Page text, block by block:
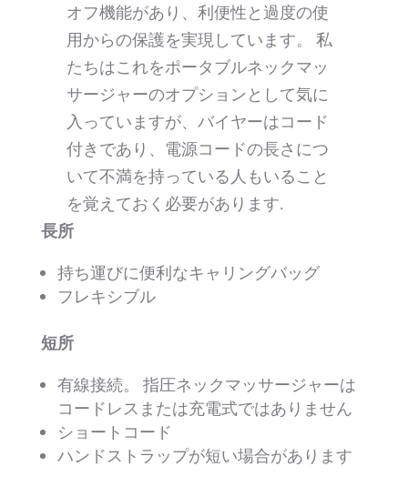
オフ機能があり、利便性と過度の使
用からの保護を実現しています。 私
たちはこれをポータブルネックマッ
サージャーのオプションとして気に
入っていますが、バイヤーはコード
付きであり、電源コードの長さにつ
いて不満を持っている人もいること
を覚えておく必要があります.
長所
持ち運びに便利なキャリングバッグ
フレキシブル
短所
有線接続。 指圧ネックマッサージャーは
コードレスまたは充電式ではありません
ショートコード
ハンドストラップが短い場合があります